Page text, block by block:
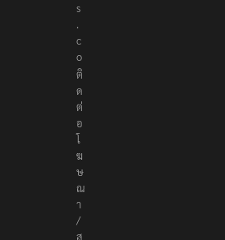
s
.
c
o
ติ
ด
ต่
อ
โ
ฆ
ษ
ณ
า
/
ส